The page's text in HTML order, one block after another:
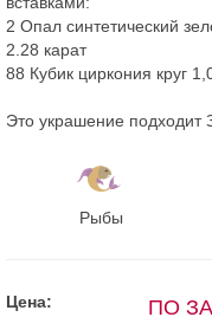
2 Опал синтетический
2.28 карат
88 Кубик циркония круг
Это украшение подходит
Рыбы
Цена: ПО